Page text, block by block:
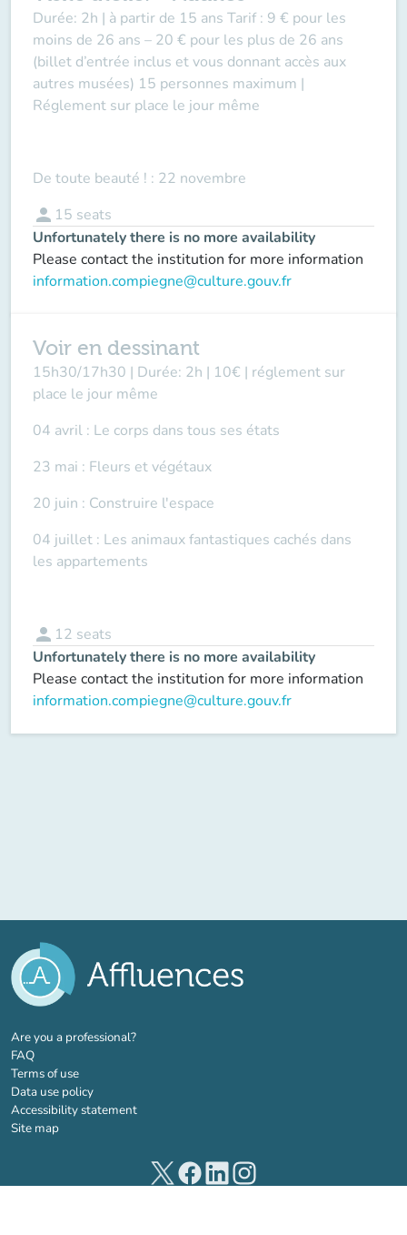
Durée: 2h | à partir de 15 ans Tarif : 9 € pour les
moins de 26 ans – 20 € pour les plus de 26 ans
(billet d’entrée inclus et vous donnant accès aux
autres musées) 15 personnes maximum |
Réglement sur place le jour même
De toute beauté ! : 22 novembre
person 15 seats
Unfortunately there is no more availability
Please contact the institution for more information
information.compiegne@culture.gouv.fr
Voir en dessinant
15h30/17h30 | Durée: 2h | 10€ | réglement sur
place le jour même
04 avril : Le corps dans tous ses états
23 mai : Fleurs et végétaux
20 juin : Construire l'espace
04 juillet : Les animaux fantastiques cachés dans
les appartements
person 12 seats
Unfortunately there is no more availability
Please contact the institution for more information
information.compiegne@culture.gouv.fr
Are you a professional?(new tab)
FAQ
Terms of use
Data use policy
Accessibility statement
Site map
(new tab)(new tab)(new tab)